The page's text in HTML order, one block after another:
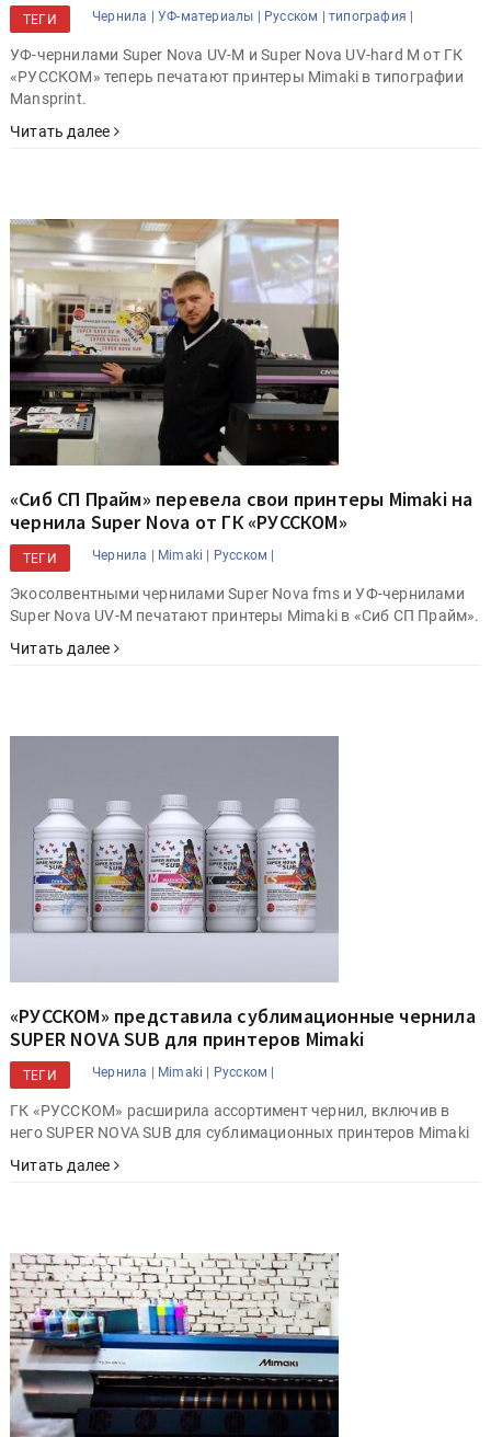
ТЕГИ Чернила | УФ-материалы | Русском | типография |
УФ-чернилами Super Nova UV-M и Super Nova UV-hard M от ГК
«РУССКОМ» теперь печатают принтеры Mimaki в типографии
Mansprint.
Читать далее
«Сиб СП Прайм» перевела свои принтеры Mimaki на
чернила Super Nova от ГК «РУССКОМ»
ТЕГИ Чернила | Mimaki | Русском |
Экосолвентными чернилами Super Nova fms и УФ-чернилами
Super Nova UV-M печатают принтеры Mimaki в «Сиб СП Прайм».
Читать далее
«РУССКОМ» представила сублимационные чернила
SUPER NOVA SUB для принтеров Mimaki
ТЕГИ Чернила | Mimaki | Русском |
ГК «РУССКОМ» расширила ассортимент чернил, включив в
него SUPER NOVA SUB для сублимационных принтеров Mimaki
Читать далее